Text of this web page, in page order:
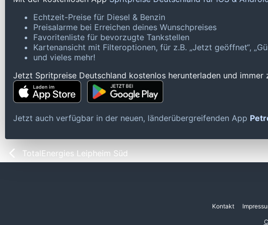
Echtzeit-Preise für Diesel & Benzin
Preisalarme bei Erreichen deines Wunschpreises
Favoritenliste für bevorzugte Tankstellen
Kartenansicht mit Filteroptionen, für z.B. „Jetzt geöffnet“,
und vieles mehr!
Jetzt Spritpreise Deutschland kostenlos herunterladen und immer
Jetzt auch verfügbar in der neuen, länderübergreifenden App
TotalEnergies Leipheim Süd
Kontakt